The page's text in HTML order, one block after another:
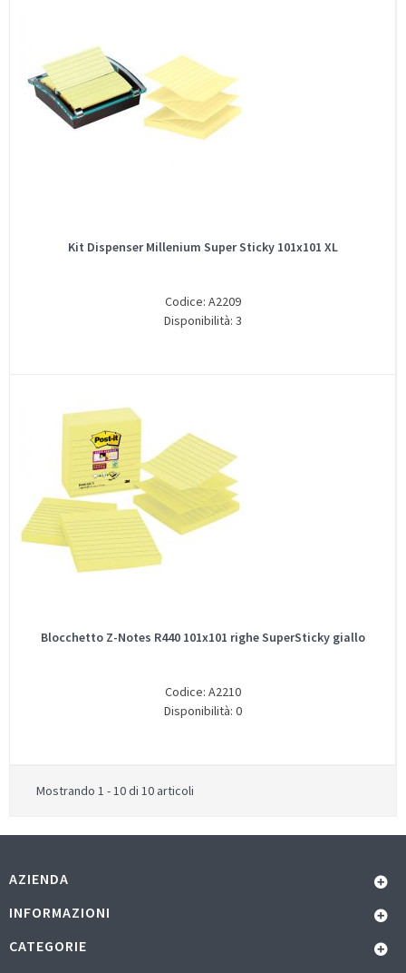
Kit Dispenser Millenium Super Sticky 101x101 XL
Codice: A2209
Disponibilità: 3
Blocchetto Z-Notes R440 101x101 righe SuperSticky giallo
Codice: A2210
Disponibilità: 0
Mostrando 1 - 10 di 10 articoli
AZIENDA
INFORMAZIONI
CATEGORIE